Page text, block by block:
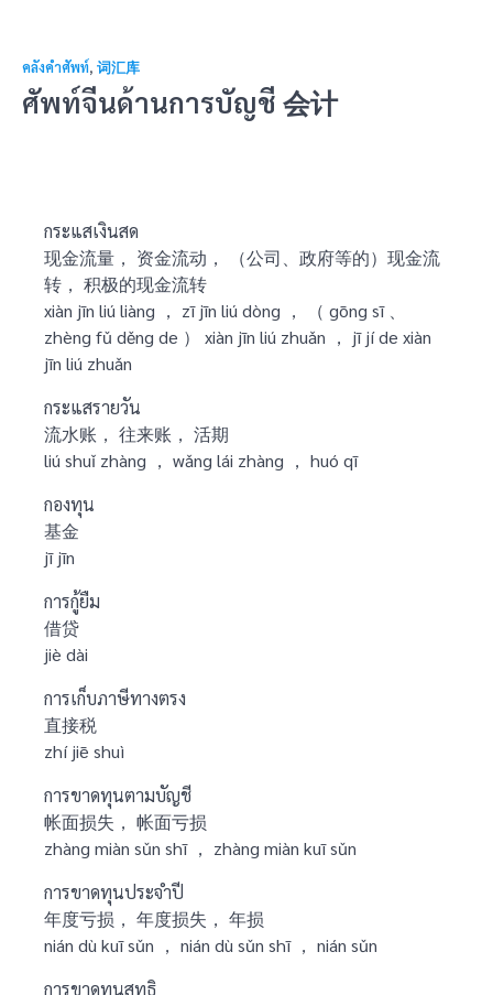
คลังคำศัพท์, 词汇库
ศัพท์จีนด้านการบัญชี 会计
กระแสเงินสด
现金流量， 资金流动， （公司、政府等的）现金流
转， 积极的现金流转
xiàn jīn liú liàng ， zī jīn liú dòng ， （ gōng sī 、
zhèng fǔ děng de ） xiàn jīn liú zhuǎn ， jī jí de xiàn
jīn liú zhuǎn
กระแสรายวัน
流水账， 往来账， 活期
liú shuǐ zhàng ， wǎng lái zhàng ， huó qī
กองทุน
基金
jī jīn
การกู้ยืม
借贷
jiè dài
การเก็บภาษีทางตรง
直接税
zhí jiē shuì
การขาดทุนตามบัญชี
帐面损失， 帐面亏损
zhàng miàn sǔn shī ， zhàng miàn kuī sǔn
การขาดทุนประจำปี
年度亏损， 年度损失， 年损
nián dù kuī sǔn ， nián dù sǔn shī ， nián sǔn
การขาดทุนสุทธิ